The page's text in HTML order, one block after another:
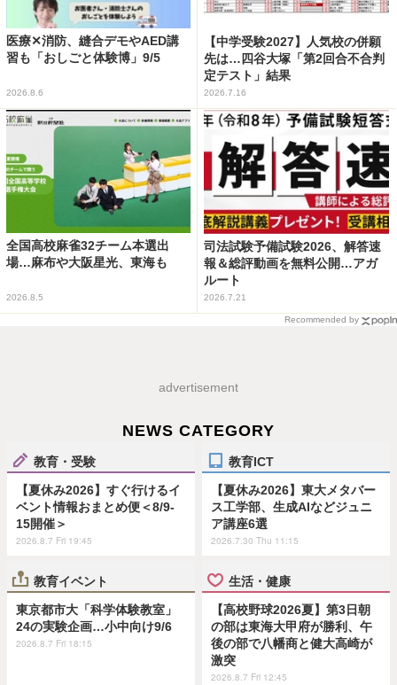
医療✕消防、縫合デモやAED講
習も「おしごと体験博」9/5
2026.8.6
【中学受験2027】人気校の併願
先は…四谷大塚「第2回合不合判
定テスト」結果
2026.7.16
全国高校麻雀32チーム本選出
場…麻布や大阪星光、東海も
2026.8.5
司法試験予備試験2026、解答速
報＆総評動画を無料公開…アガ
ルート
2026.7.21
Recommended by
advertisement
NEWS CATEGORY
教育・受験
【夏休み2026】すぐ行けるイ
ベント情報おまとめ便＜8/9-
15開催＞
2026.8.7 Fri 19:45
教育ICT
【夏休み2026】東大メタバー
ス工学部、生成AIなどジュニ
ア講座6選
2026.7.30 Thu 11:15
教育イベント
東京都市大「科学体験教室」
24の実験企画…小中向け9/6
2026.8.7 Fri 18:15
生活・健康
【高校野球2026夏】第3日朝
の部は東海大甲府が勝利、午
後の部で八幡商と健大高崎が
激突
2026.8.7 Fri 12:45